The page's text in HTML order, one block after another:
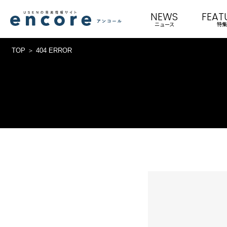
NEWS
ニュース 特集
TOP 404 ERROR